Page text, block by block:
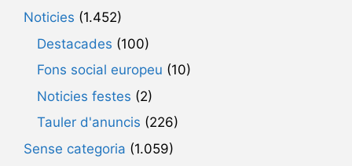
Noticies (1.452)
Destacades (100)
Fons social europeu (10)
Noticies festes (2)
Tauler d'anuncis (226)
Sense categoria (1.059)